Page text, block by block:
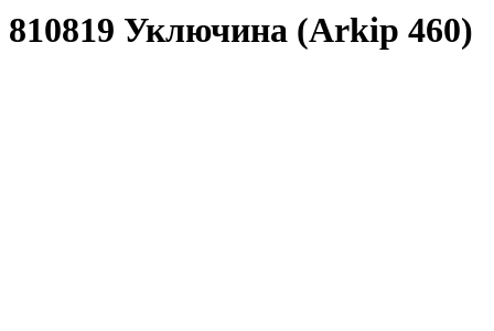
810819 Уключина (Arkip 460)